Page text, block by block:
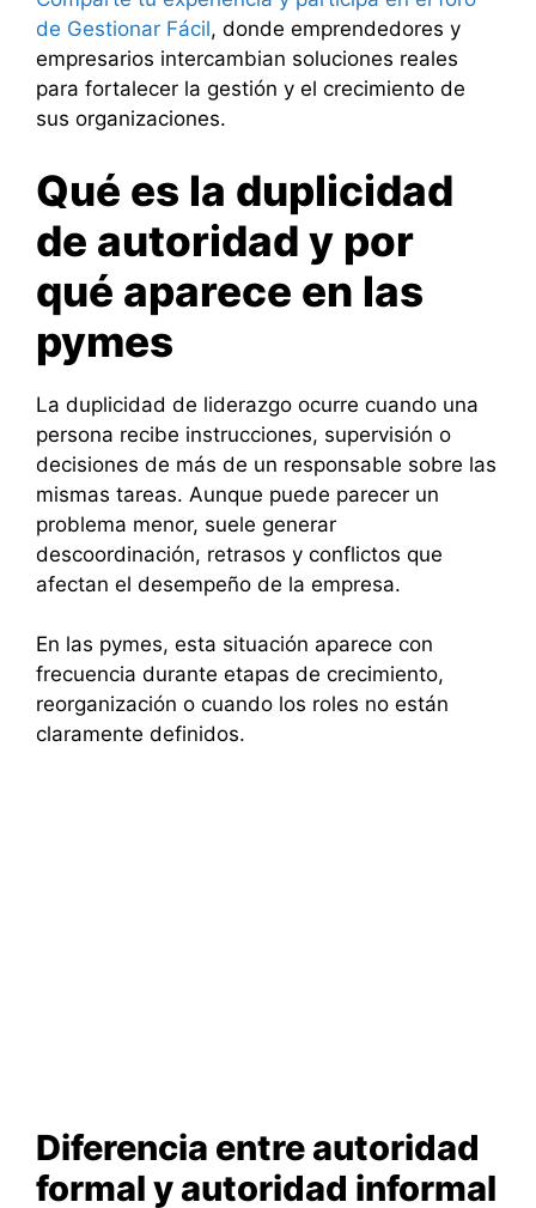
de Gestionar Fácil, donde emprendedores y
empresarios intercambian soluciones reales
para fortalecer la gestión y el crecimiento de
sus organizaciones.
Qué es la duplicidad
de autoridad y por
qué aparece en las
pymes
La duplicidad de liderazgo ocurre cuando una
persona recibe instrucciones, supervisión o
decisiones de más de un responsable sobre las
mismas tareas. Aunque puede parecer un
problema menor, suele generar
descoordinación, retrasos y conflictos que
afectan el desempeño de la empresa.
En las pymes, esta situación aparece con
frecuencia durante etapas de crecimiento,
reorganización o cuando los roles no están
claramente definidos.
Diferencia entre autoridad
formal y autoridad informal